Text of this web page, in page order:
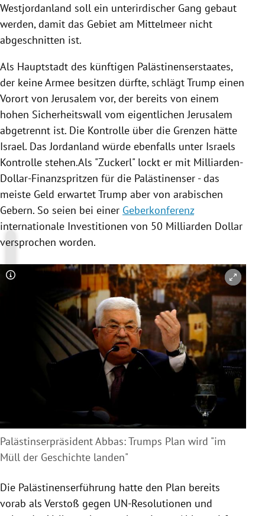
Westjordanland soll ein unterirdischer Gang gebaut
werden, damit das Gebiet am Mittelmeer nicht
abgeschnitten ist.
Als Hauptstadt des künftigen Palästinenserstaates,
der keine Armee besitzen dürfte, schlägtTrump einen
Vorort vonJerusalem vor, der bereits von einem
hohen Sicherheitswall vom eigentlichenJerusalem
abgetrennt ist. Die Kontrolle über die Grenzen hätte
Israel. Das Jordanland würde ebenfalls unter Israels
Kontrolle stehen.Als "Zuckerl" lockt er mit Milliarden-
Dollar-Finanzspritzen für die Palästinenser - das
meiste Geld erwartetTrump aber von arabischen
Gebern. So seien bei einer Geberkonferenz
internationale Investitionen von 50 Milliarden Dollar
versprochen worden.
Copyright-Hinweis öffnen/schließen
Palästinserpräsident Abbas: Trumps Plan wird "im
Müll der Geschichte landen"
Die Palästinenserführung hatte den Plan bereits
vorab als Verstoß gegen UN-Resolutionen und